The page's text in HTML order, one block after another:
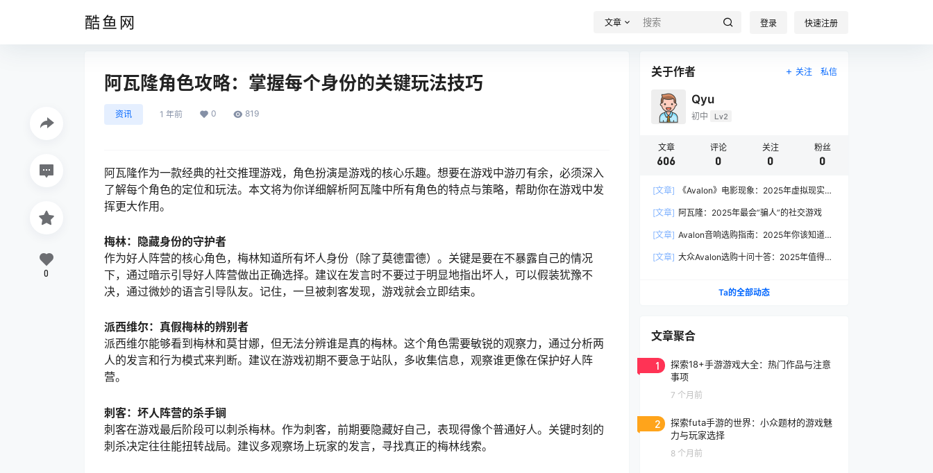
酷鱼网 文章 登录 快速注册
阿瓦隆角色攻略：掌握每个身份的关键玩法技巧
资讯 1 年前 0 819
阿瓦隆作为一款经典的社交推理游戏，角色扮演是游戏的核心乐趣。想要在游戏中游刃有余，必须深入
了解每个角色的定位和玩法。本文将为你详细解析阿瓦隆中所有角色的特点与策略，帮助你在游戏中发
挥更大作用。
梅林：隐藏身份的守护者
作为好人阵营的核心角色，梅林知道所有坏人身份（除了莫德雷德）。关键是要在不暴露自己的情况
下，通过暗示引导好人阵营做出正确选择。建议在发言时不要过于明显地指出坏人，可以假装犹豫不
决，通过微妙的语言引导队友。记住，一旦被刺客发现，游戏就会立即结束。
派西维尔：真假梅林的辨别者
派西维尔能够看到梅林和莫甘娜，但无法分辨谁是真的梅林。这个角色需要敏锐的观察力，通过分析两
人的发言和行为模式来判断。建议在游戏初期不要急于站队，多收集信息，观察谁更像在保护好人阵
营。
刺客：坏人阵营的杀手锏
刺客在游戏最后阶段可以刺杀梅林。作为刺客，前期要隐藏好自己，表现得像个普通好人。关键时刻的
刺杀决定往往能扭转战局。建议多观察场上玩家的发言，寻找真正的梅林线索。
0
关于作者 关注 私信
Qyu
初中 Lv2
文章
606
评论
0
关注
0
粉丝
0
[文章]
《Avalon》电影现象：2025年虚拟现实叙
[文章] 阿瓦隆：2025年最会”骗人”的社交游戏
[文章] Avalon音响选购指南：2025年你该知道的
[文章] 大众Avalon选购十问十答：2025年值得入
Ta的全部动态
文章聚合
1
探索18+手游游戏大全：热门作品与注意
事项
7 个月前
2
探索futa手游的世界：小众题材的游戏魅
力与玩家选择
8 个月前